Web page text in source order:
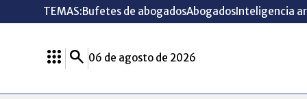
TEMAS:Bufetes de abogadosAbogadosInteligencia
06 de agosto de 2026